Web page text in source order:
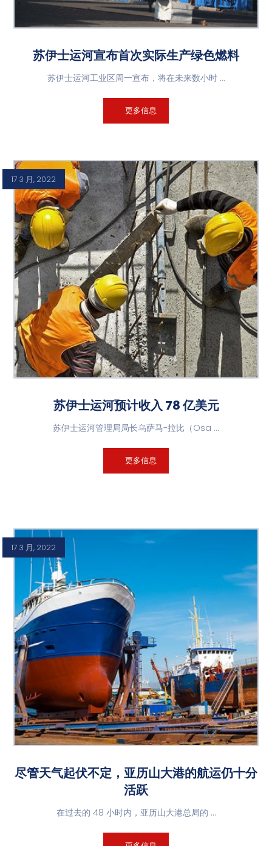
苏伊士运河宣布首次实际生产绿色燃料
苏伊士运河工业区周一宣布，将在未来数小时 ...
更多信息
苏伊士运河预计收入 78 亿美元
17 3 月, 2022
苏伊士运河管理局局长乌萨马-拉比（Osa ...
更多信息
尽管天气起伏不定，亚历山大港的航运仍十分
活跃
17 3 月, 2022
在过去的 48 小时内，亚历山大港总局的 ...